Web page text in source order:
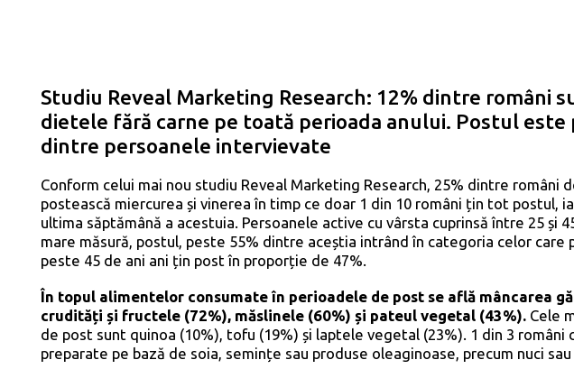
Studiu Reveal Marketing Research: 12% dintre români
dietele fără carne pe toată perioada anului. Postul
dintre persoanele intervievate
Conform celui mai nou studiu Reveal Marketing Research, 25% dintre români
postească miercurea și vinerea în timp ce doar 1 din 10 români țin tot postul,
ultima săptămână a acestuia. Persoanele active cu vârsta cuprinsă între 25 și
mare măsură, postul, peste 55% dintre aceștia intrând în categoria celor care
peste 45 de ani ani țin post în proporție de 47%.
În topul alimentelor consumate în perioadele de post se află mâncarea
crudități și fructele (72%), măslinele (60%) și pateul vegetal (43%). Cele
de post sunt quinoa (10%), tofu (19%) și laptele vegetal (23%). 1 din 3 români
preparate pe bază de soia, semințe sau produse oleaginoase, precum nuci